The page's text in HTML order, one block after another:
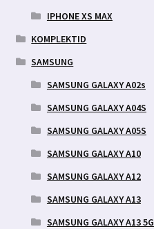
IPHONE XS MAX
KOMPLEKTID
SAMSUNG
SAMSUNG GALAXY A02s
SAMSUNG GALAXY A04S
SAMSUNG GALAXY A05S
SAMSUNG GALAXY A10
SAMSUNG GALAXY A12
SAMSUNG GALAXY A13
SAMSUNG GALAXY A13 5G